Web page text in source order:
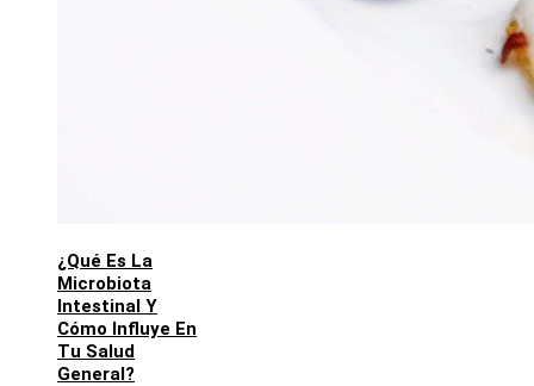
¿Qué Es La
Microbiota
Intestinal Y
Cómo Influye En
Tu Salud
General?